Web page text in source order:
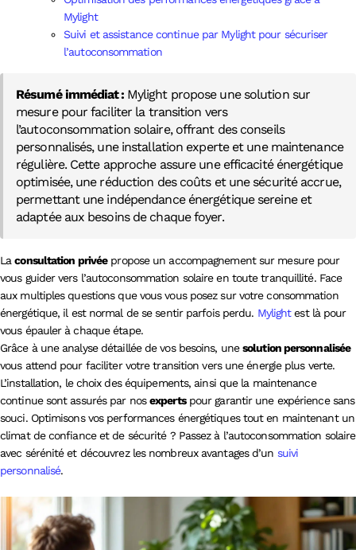
Mylight
Suivi et assistance continue par Mylight pour sécuriser
l’autoconsommation
Résumé immédiat : Mylight propose une solution sur
mesure pour faciliter la transition vers
l’autoconsommation solaire, offrant des conseils
personnalisés, une installation experte et une maintenance
régulière. Cette approche assure une efficacité énergétique
optimisée, une réduction des coûts et une sécurité accrue,
permettant une indépendance énergétique sereine et
adaptée aux besoins de chaque foyer.
Laconsultation privéepropose un accompagnement sur mesure pour
vous guider vers l’autoconsommation solaire en toute tranquillité. Face
aux multiples questions que vous vous posez sur votre consommation
énergétique, il est normal de se sentir parfois perdu. Mylightest là pour
vous épauler à chaque étape.
Grâce à une analyse détaillée de vos besoins, unesolution personnalisée
vous attend pour faciliter votre transition vers une énergie plus verte.
L’installation, le choix des équipements, ainsi que la maintenance
continue sont assurés par nosexpertspour garantir une expérience sans
souci. Optimisons vos performances énergétiques tout en maintenant un
climat de confiance et de sécurité ? Passez à l’autoconsommation solaire
avec sérénité et découvrez les nombreux avantages d’un suivi
personnalisé.